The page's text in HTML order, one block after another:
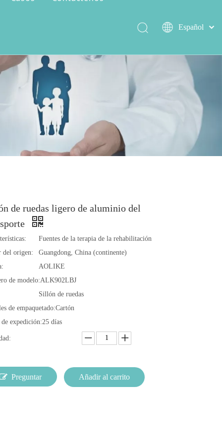
Serie de encer salvaje
Capacidad de producción
Español
简体中文
English
de ruedas ligero de aluminio del
Fuentes de la terapia de la rehabilitación
del origen:
Guangdong, China (continente)
AOLIKE
de modelo:ALK902LBJ
Sillón de ruedas
de empaquetado:Cartón
de expedición:25 días
Preguntar Añadir al carrito